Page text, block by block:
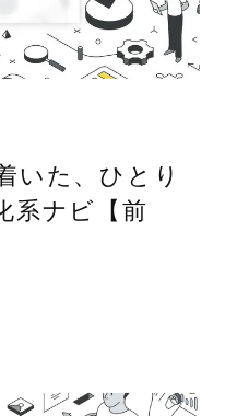
いた、ひとり
系ナビ【前